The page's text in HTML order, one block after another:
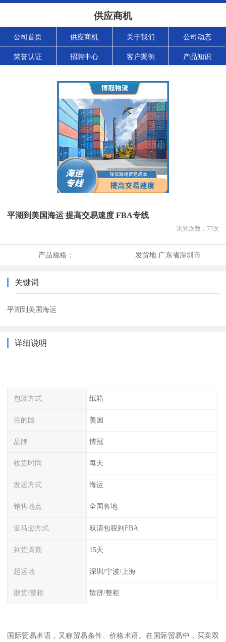
供应商机
公司首页 供应商机 关于我们 公司动态
荣誉认证 招聘中心 客户案例 产品知识
平湖到美国海运 提高交易速度 FBA专线
浏览次数： 77次
产品规格： 发货地:广东省深圳市
关键词
平湖到美国海运
详细说明
包装方式 纸箱
目的国 美国
品牌 博冠
收货时间 每天
发运方式 海运
销售地点 全国各地
亚马逊方式 双清包税到FBA
到货周期 15天
起运地 深圳/宁波/上海
散货/整柜 散拼/整柜
国际贸易术语，又称贸易条件、价格术语。在国际贸易中，买卖双